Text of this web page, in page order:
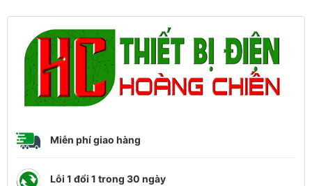
Miễn phí giao hàng
Lỗi 1 đổi 1 trong 30 ngày